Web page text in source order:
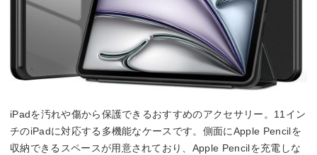
iPadを汚れや傷から保護できるおすすめのアクセサリー。11イン
チのiPadに対応する多機能なケースです。側面にApple Pencilを
収納できるスペースが用意されており、Apple Pencilを充電しな